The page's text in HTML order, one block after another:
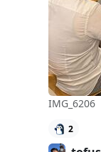
IMG_6206
2